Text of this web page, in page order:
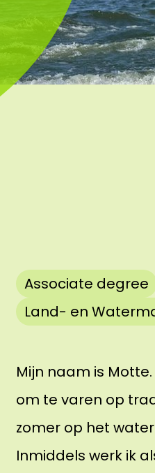
Associate degree
Land- en
Mijn naam is
om te varen op
zomer op het
Inmiddels werk ik